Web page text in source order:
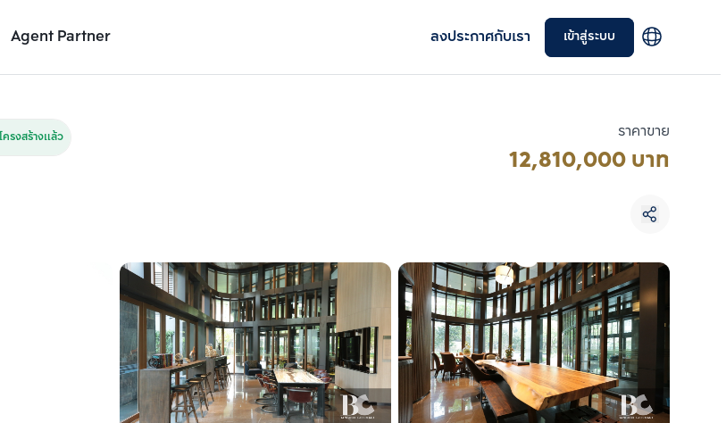
Agent Partner ลงประกาศกับเรา เข้าสู่ระบบ
รายละเอียดยูนิต
รงสร้างแล้ว ราคาขาย
12,810,000 บาท
เพิ่มยูนิตเปรียบเทียบ
รายการที่ 3
เลือกยูนิตเพื่อเปรียบเทียบ
เลือกได้สูงสุด 3 รายการ
เปรียบเทียบ
ลบทั้งหมด